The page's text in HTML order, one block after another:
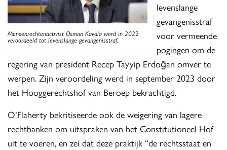
Mensenrechtenactivist Osman Kavala werd in 2022
veroordeeld tot levenslange gevangenisstraf.
levenslange
gevangenisstraf
voor vermeende
pogingen om de
regering van president Recep Tayyip Erdoğan omver te
werpen. Zijn veroordeling werd in september 2023 door
het Hooggerechtshof van Beroep bekrachtigd.
O’Flaherty bekritiseerde ook de weigering van lagere
rechtbanken om uitspraken van het Constitutioneel Hof
uit te voeren, en zei dat deze praktijk “de rechtsstaat en